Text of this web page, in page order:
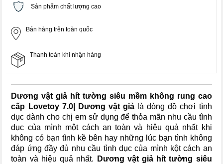
Sản phẩm chất lượng cao
Bán hàng trên toàn quốc
Thanh toán khi nhận hàng
Dương vật giả hít tường siêu mềm không rung cao
cấp Lovetoy 7.0| Dương vật giả là dòng đồ chơi tình
dục dành cho chị em sử dụng để thỏa mãn nhu cầu tình
dục của mình một cách an toàn và hiệu quả nhất khi
không có bạn tình kề bên hay những lúc bạn tình không
đáp ứng đầy đủ nhu cầu tình dục của mình kột cách an
toàn và hiệu quả nhất.
Dương vật giả hít tường siêu